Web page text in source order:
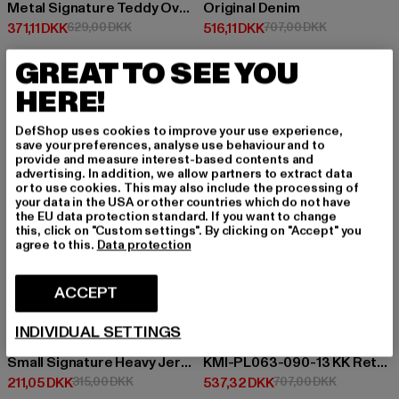
Metal Signature Teddy Oversized
371,11 DKK
Nuværende pris: 371,11 DKK
629,00 DKKKampagnepris: 629,00 DKK
Original Denim
516,11 DKK
Nuværende pris: 516,11 DKK
707,00 DKK
-33%
Small Signature Heavy Jersey Boxy T-Shirt
211,05 DKK
Nuværende pris: 211,05 DKK
315,00 DKKKampagnepris: 315,00 DKK
KMI-PL063-090-13 KK Retro Baggy Workwear Denim
537,32 DKK
Nuværende pris: 537,32 DKK
707,00 DKK
GREAT TO SEE YOU
HERE!
DefShop uses cookies to improve your use experience,
save your preferences, analyse use behaviour and to
provide and measure interest-based contents and
advertising. In addition, we allow partners to extract data
or to use cookies. This may also include the processing of
your data in the USA or other countries which do not have
the EU data protection standard. If you want to change
this, click on "Custom settings". By clicking on "Accept" you
agree to this. Data protection
ACCEPT
INDIVIDUAL SETTINGS